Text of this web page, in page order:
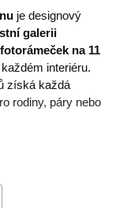
je designový
galerii
fotorámeček na 11
interiéru.
získá každá
rodiny, páry nebo